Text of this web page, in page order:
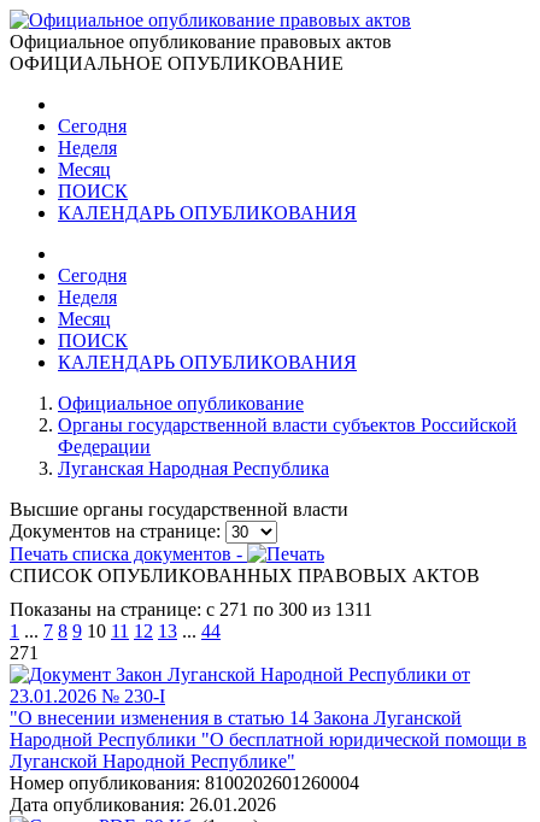
Официальное опубликование правовых актов
ОФИЦИАЛЬНОЕ ОПУБЛИКОВАНИЕ
Сегодня
Неделя
Месяц
ПОИСК
КАЛЕНДАРЬ ОПУБЛИКОВАНИЯ
Сегодня
Неделя
Месяц
ПОИСК
КАЛЕНДАРЬ ОПУБЛИКОВАНИЯ
Официальное опубликование
Органы государственной власти субъектов Российской
Федерации
Луганская Народная Республика
Высшие органы государственной власти
Документов на странице:
Печать списка документов -
СПИСОК ОПУБЛИКОВАННЫХ ПРАВОВЫХ АКТОВ
Показаны на странице: с 271 по 300 из 1311
1 ... 7 8 9 10 11 12 13 ... 44
271
Закон Луганской Народной Республики от
23.01.2026 № 230-I
"О внесении изменения в статью 14 Закона Луганской
Народной Республики "О бесплатной юридической помощи в
Луганской Народной Республике"
Номер опубликования: 8100202601260004
Дата опубликования: 26.01.2026